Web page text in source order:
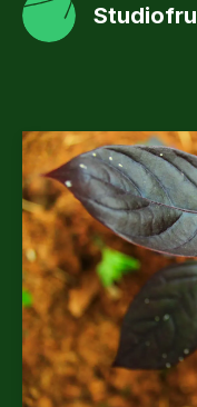
Studiofru